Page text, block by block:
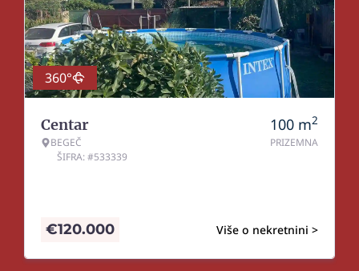
360°
Centar
BEGEČ
ŠIFRA: #533339
100 m2
PRIZEMNA
Više o nekretnini >
€120.000